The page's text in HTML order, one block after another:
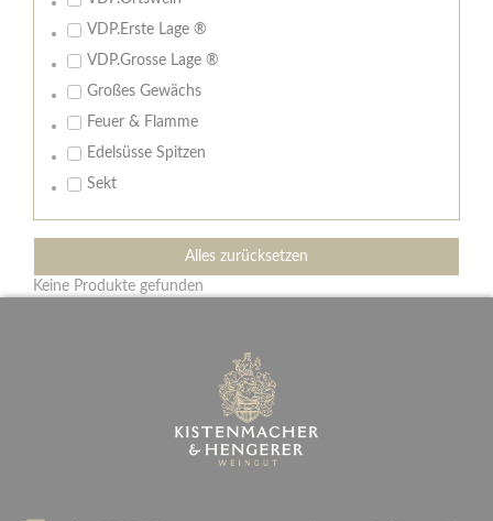
VDP.Erste Lage ®
VDP.Grosse Lage ®
Großes Gewächs
Feuer & Flamme
Edelsüsse Spitzen
Sekt
Alles zurücksetzen
Keine Produkte gefunden